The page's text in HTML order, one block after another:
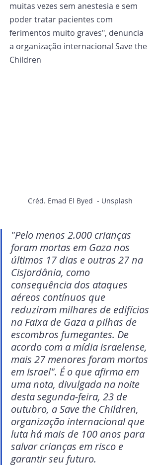
muitas vezes sem anestesia e sem
poder tratar pacientes com
ferimentos muito graves", denuncia
a organização internacional Save the
Children
Créd. Emad El Byed  - Unsplash
"Pelo menos 2.000 crianças
foram mortas em Gaza nos
últimos 17 dias e outras 27 na
Cisjordânia, como
consequência dos ataques
aéreos contínuos que
reduziram milhares de edifícios
na Faixa de Gaza a pilhas de
escombros fumegantes. De
acordo com a mídia israelense,
mais 27 menores foram mortos
em Israel". É o que afirma em
uma nota, divulgada na noite
desta segunda-feira, 23 de
outubro, a Save the Children,
organização internacional que
luta há mais de 100 anos para
salvar crianças em risco e
garantir seu futuro.